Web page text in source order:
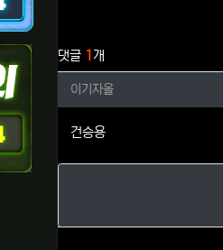
댓글 1 개
이기자올님의 댓글
이기자올
건승용